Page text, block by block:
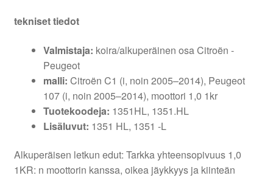
tekniset tiedot
Valmistaja: koira/alkuperäinen osa Citroën -
Peugeot
malli: Citroën C1 (i, noin 2005–2014), Peugeot
107 (i, noin 2005–2014), moottori 1,0 1kr
Tuotekoodeja: 1351HL, 1351.HL
Lisäluvut: 1351 HL, 1351 -L
Alkuperäisen letkun edut: Tarkka yhteensopivuus 1,0
1KR: n moottorin kanssa, oikea jäykkyys ja kiinteän